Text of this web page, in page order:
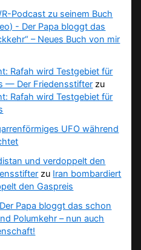
Podcast zu seinem Buch
- Der Papa bloggt das
– Neues Buch von mir
Rafah wird Testgebiet für
— Der Friedensstifter zu
Rafah wird Testgebiet für
UFO während
und verdoppelt den
zu Iran bombardiert
den Gaspreis
Papa bloggt das schon
Polumkehr – nun auch